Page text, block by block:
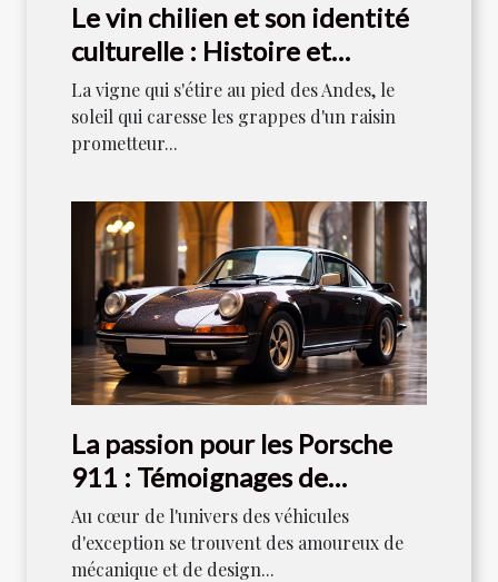
Le vin chilien et son identité
culturelle : Histoire et
tradition
La vigne qui s'étire au pied des Andes, le
soleil qui caresse les grappes d'un raisin
prometteur...
La passion pour les Porsche
911 : Témoignages de
collectionneurs
Au cœur de l'univers des véhicules
d'exception se trouvent des amoureux de
mécanique et de design...